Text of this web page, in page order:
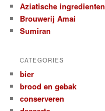
Aziatische ingredienten
Brouwerij Amai
Sumiran
CATEGORIES
bier
brood en gebak
conserveren